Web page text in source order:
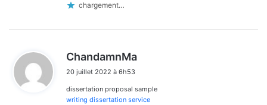
chargement…
ChandamnMa
:
20 juillet 2022 à 6h53
dissertation proposal sample
writing dissertation service